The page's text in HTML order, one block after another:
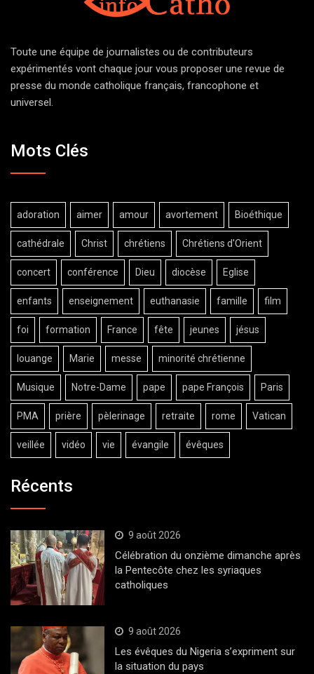
Toute une équipe de journalistes ou de contributeurs
expérimentés vont chaque jour vous proposer une revue de
presse du monde catholique français, francophone et
universel.
Mots Clés
adoration aimer amour avortement Bioéthique
cathédrale Christ chrétiens Chrétiens d'Orient
concert conférence Dieu diocèse Eglise
enfants enseignement euthanasie famille film
foi formation France fête jeunes jésus
louange Marie messe minorité chrétienne
Musique Notre-Dame pape pape François Paris
PMA prière pèlerinage retraite rome Vatican
veillée vidéo vie évangile évêques
Récents
9 août 2026
Célébration du onzième dimanche après
la Pentecôte chez les syriaques
catholiques
9 août 2026
Les évêques du Nigeria s’expriment sur
la situation du pays